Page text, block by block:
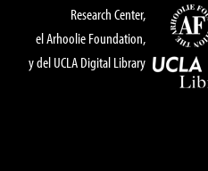
Research Center,
el Arhoolie Foundation,
y del UCLA Digital Library